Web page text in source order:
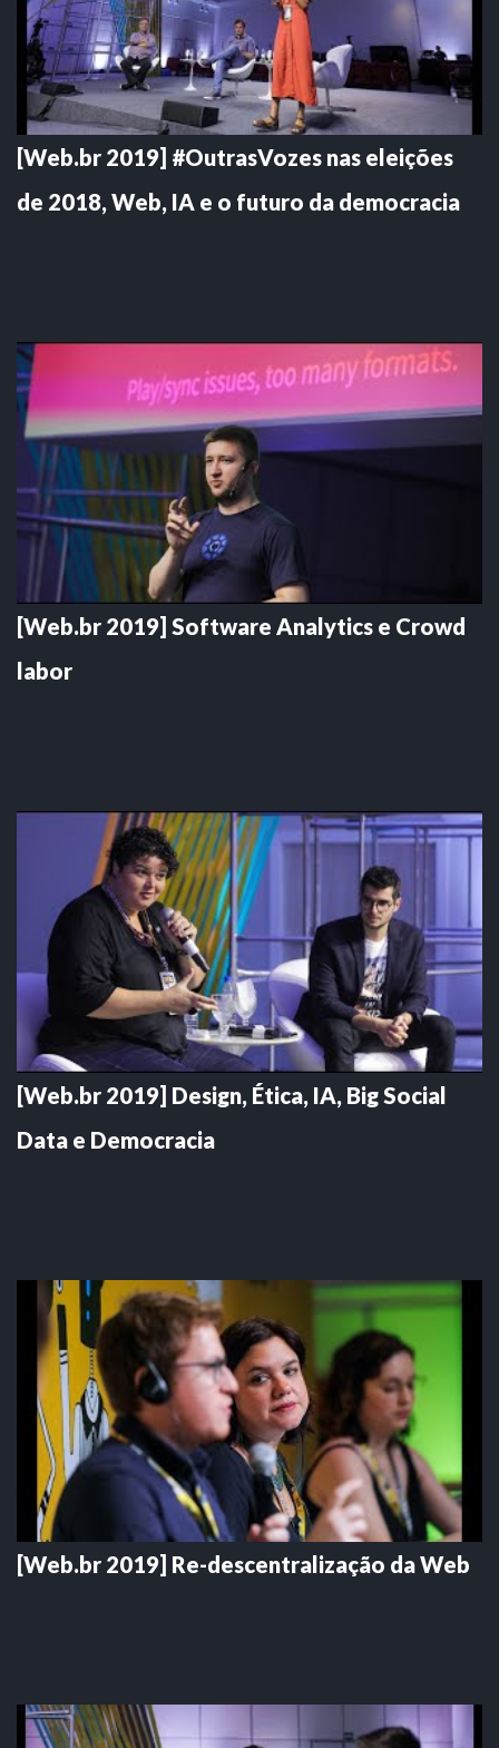
[Web.br 2019] #OutrasVozes nas eleições
de 2018, Web, IA e o futuro da democracia
[Web.br 2019] Software Analytics e Crowd
labor
[Web.br 2019] Design, Ética, IA, Big Social
Data e Democracia
[Web.br 2019] Re-descentralização da Web